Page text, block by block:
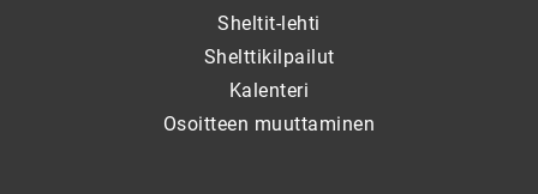
Sheltit-lehti
Shelttikilpailut
Kalenteri
Osoitteen muuttaminen